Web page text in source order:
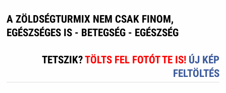
A ZÖLDSÉGTURMIX NEM CSAK FINOM,
EGÉSZSÉGES IS - BETEGSÉG - EGÉSZSÉG
TETSZIK?TÖLTS FEL FOTÓT TE IS! ÚJ KÉP
FELTÖLTÉS